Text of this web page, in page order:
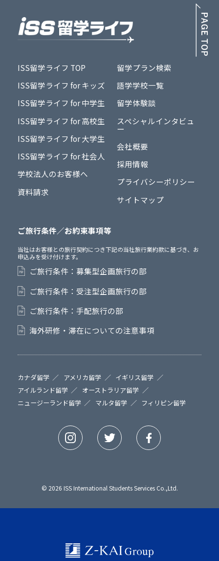
ISS留学ライフ TOP
ISS留学ライフ for キッズ
ISS留学ライフ for 中学生
ISS留学ライフ for 高校生
ISS留学ライフ for 大学生
ISS留学ライフ for 社会人
学校法人のお客様へ
資料請求
留学プラン検索
語学学校一覧
留学体験談
スペシャルインタビュ
ー
会社概要
採用情報
プライバシーポリシー
サイトマップ
ご旅行条件／お約束事項等
当社はお客様との旅行契約につき下記の当社旅行業約款に基づき、お
申込みを受け付けます。
ご旅行条件：募集型企画旅行の部
ご旅行条件：受注型企画旅行の部
ご旅行条件：手配旅行の部
海外研修・滞在についての注意事項
カナダ留学 アメリカ留学
イギリス留学
アイルランド留学
オーストラリア留学
ニュージーランド留学
マルタ留学 フィリピン留学
© 2026 ISS International Students Services Co.,Ltd.